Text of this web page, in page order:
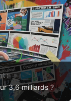
:
3,6 milliards ?